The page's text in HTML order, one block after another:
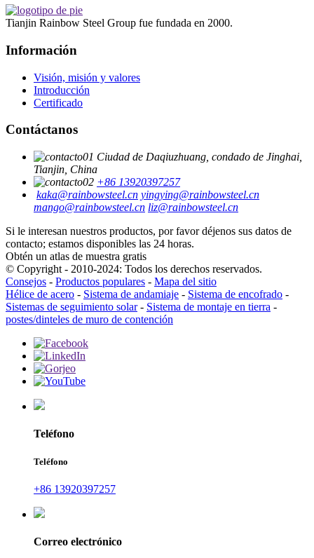
Tianjin Rainbow Steel Group fue fundada en 2000.
Información
Visión, misión y valores
Introducción
Certificado
Contáctanos
Ciudad de Daqiuzhuang, condado de Jinghai,
Tianjin, China
+86 13920397257
kaka@rainbowsteel.cn yingying@rainbowsteel.cn
mango@rainbowsteel.cn liz@rainbowsteel.cn
Si le interesan nuestros productos, por favor déjenos sus datos de
contacto; estamos disponibles las 24 horas.
Obtén un atlas de muestra gratis
© Copyright - 2010-2024: Todos los derechos reservados.
Consejos - Productos populares - Mapa del sitio
Hélice de acero - Sistema de andamiaje - Sistema de encofrado -
Sistemas de seguimiento solar- Sistema de montaje en tierra -
postes/dinteles de muro de contención
Teléfono
Teléfono
+86 13920397257
Correo electrónico